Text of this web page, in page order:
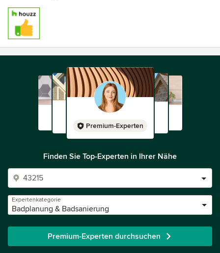
Premium-Experten
Finden Sie Top-Experten in Ihrer Nähe
Expertenkategorie
Badplanung & Badsanierung
Premium-Experten durchsuchen